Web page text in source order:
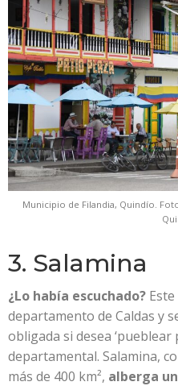
Municipio de Filandia, Quindío.
3. Salamina
¿Lo había escuchado?
departamento de Caldas y
obligada si desea
departamental. Salamina,
más de 400 km², alberga